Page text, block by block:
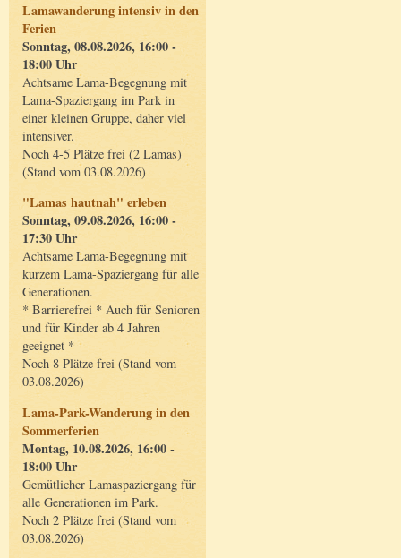
Lamawanderung intensiv in den
Ferien
Sonntag, 08.08.2026, 16:00 -
18:00 Uhr
Achtsame Lama-Begegnung mit
Lama-Spaziergang im Park in
einer kleinen Gruppe, daher viel
intensiver.
Noch 4-5 Plätze frei (2 Lamas)
(Stand vom 03.08.2026)
"Lamas hautnah" erleben
Sonntag, 09.08.2026, 16:00 -
17:30 Uhr
Achtsame Lama-Begegnung mit
kurzem Lama-Spaziergang für alle
Generationen.
* Barrierefrei * Auch für Senioren
und für Kinder ab 4 Jahren
geeignet *
Noch 8 Plätze frei (Stand vom
03.08.2026)
Lama-Park-Wanderung in den
Sommerferien
Montag, 10.08.2026, 16:00 -
18:00 Uhr
Gemütlicher Lamaspaziergang für
alle Generationen im Park.
Noch 2 Plätze frei (Stand vom
03.08.2026)